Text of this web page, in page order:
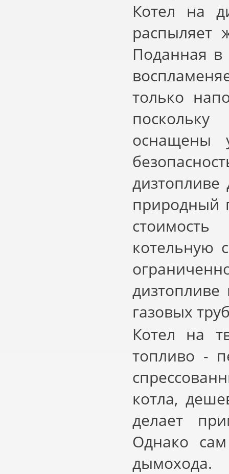
Котел на
распыляет
Поданная в
только
оснащены
дизтопливе
природный
стоимость
котельную
газовых
Котел на
топливо -
котла,
делает
Однако сам
дымохода.